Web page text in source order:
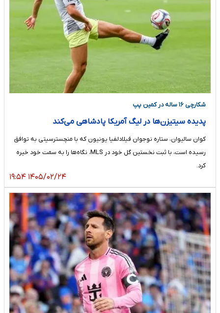
شکارچی ۱۶ ساله در کمین پپ
پدیده سیتیزن‌ها در لیگ آمریکا پادشاهی می‌کند
کوان سالیوان، ستاره نوجوان فیلادلفیا یونیون که با منچسترسیتی به توافق
رسیده است، با ثبت نخستین گل خود در MLS، نگاه‌ها را به سمت خود خیره
کرد.
۱۴۰۵/۰۲/۲۴ ۱۹:۵۴